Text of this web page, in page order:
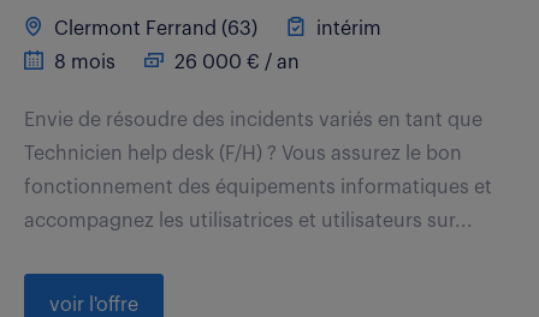
Clermont Ferrand (63)
intérim
8 mois
26 000 € / an
Envie de résoudre des incidents variés en tant que
Technicien help desk (F/H) ? Vous assurez le bon
fonctionnement des équipements informatiques et
accompagnez les utilisatrices et utilisateurs sur...
voir l'offre